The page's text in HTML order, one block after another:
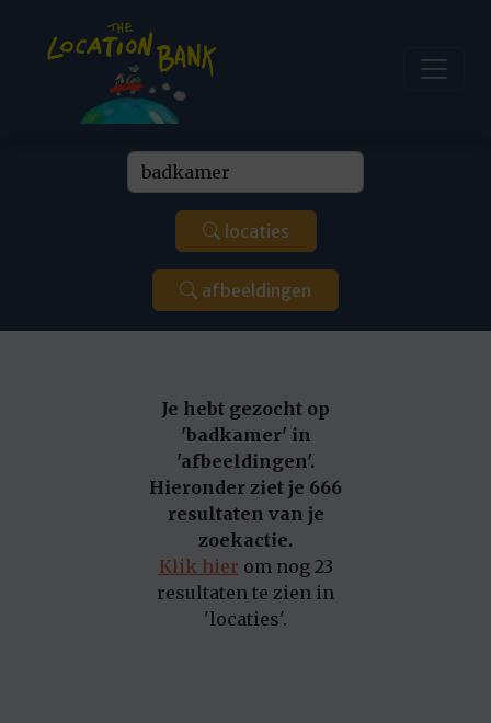
locaties
afbeeldingen
Je hebt gezocht op
'badkamer' in
'afbeeldingen'.
Hieronder ziet je 666
resultaten van je
zoekactie.
Klik hier om nog 23
resultaten te zien in
'locaties'.